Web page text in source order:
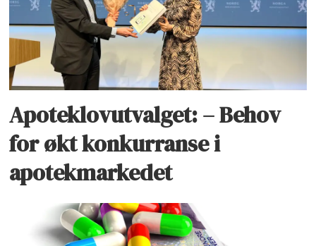
Apoteklovutvalget: – Behov
for økt konkurranse i
apotekmarkedet